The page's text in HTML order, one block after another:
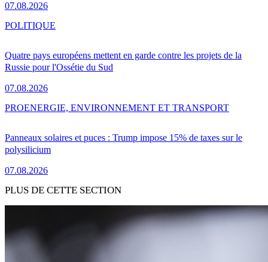
07.08.2026
Quatre pays européens mettent en garde contre les projets de la
Russie pour l'Ossétie du Sud
07.08.2026
POLITIQUE
Panneaux solaires et puces : Trump impose 15% de taxes sur le
polysilicium
07.08.2026
PROENERGIE, ENVIRONNEMENT ET TRANSPORT
PLUS DE CETTE SECTION